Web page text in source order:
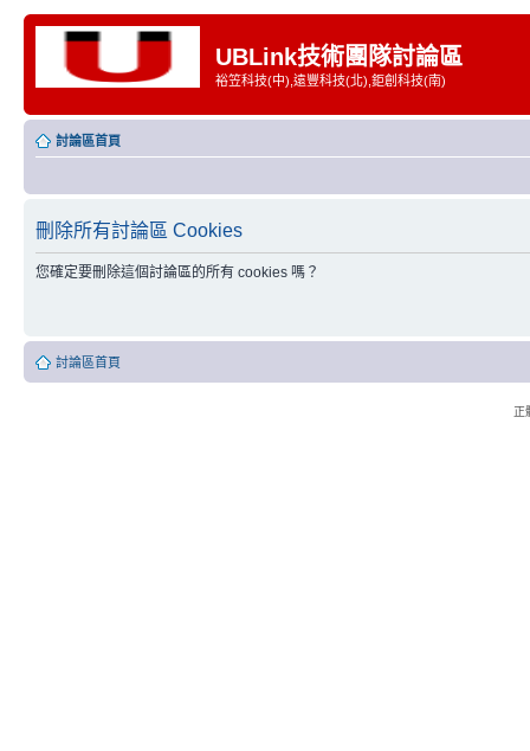
UBLink技術團隊討論區
裕笠科技(中),遠豐科技(北),鉅創科技(南)
討論區首頁
刪除所有討論區 Cookies
您確定要刪除這個討論區的所有 cookies 嗎？
討論區首頁
正